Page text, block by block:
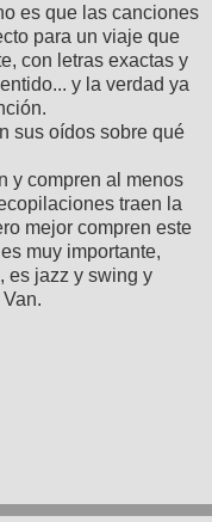
es que las canciones
para un viaje que
con letras exactas y
y la verdad ya
sus oídos sobre qué
y compren al menos
traen la
mejor compren este
muy importante,
es jazz y swing y